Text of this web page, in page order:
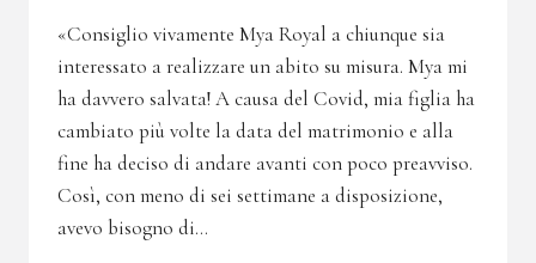
«Consiglio vivamente Mya Royal a chiunque sia
interessato a realizzare un abito su misura. Mya mi
ha davvero salvata! A causa del Covid, mia figlia ha
cambiato più volte la data del matrimonio e alla
fine ha deciso di andare avanti con poco preavviso.
Così, con meno di sei settimane a disposizione,
avevo bisogno di…